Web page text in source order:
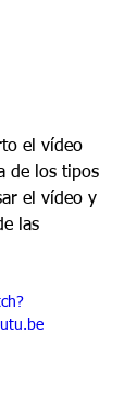
el vídeo
de los tipos
el vídeo y
las